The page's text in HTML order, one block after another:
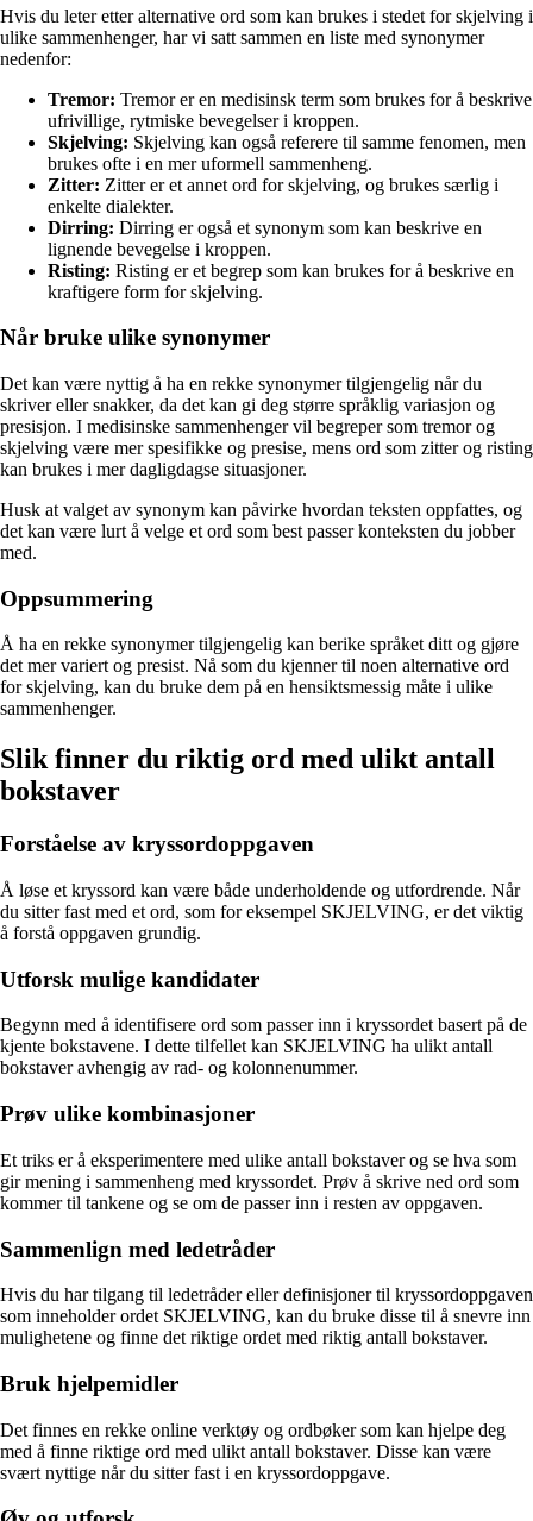
Hvis du leter etter alternative ord som kan brukes i stedet for skjelving i
ulike sammenhenger, har vi satt sammen en liste med synonymer
nedenfor:
Tremor: Tremor er en medisinsk term som brukes for å beskrive
ufrivillige, rytmiske bevegelser i kroppen.
Skjelving: Skjelving kan også referere til samme fenomen, men
brukes ofte i en mer uformell sammenheng.
Zitter: Zitter er et annet ord for skjelving, og brukes særlig i
enkelte dialekter.
Dirring: Dirring er også et synonym som kan beskrive en
lignende bevegelse i kroppen.
Risting: Risting er et begrep som kan brukes for å beskrive en
kraftigere form for skjelving.
Når bruke ulike synonymer
Det kan være nyttig å ha en rekke synonymer tilgjengelig når du
skriver eller snakker, da det kan gi deg større språklig variasjon og
presisjon. I medisinske sammenhenger vil begreper som tremor og
skjelving være mer spesifikke og presise, mens ord som zitter og risting
kan brukes i mer dagligdagse situasjoner.
Husk at valget av synonym kan påvirke hvordan teksten oppfattes, og
det kan være lurt å velge et ord som best passer konteksten du jobber
med.
Oppsummering
Å ha en rekke synonymer tilgjengelig kan berike språket ditt og gjøre
det mer variert og presist. Nå som du kjenner til noen alternative ord
for skjelving, kan du bruke dem på en hensiktsmessig måte i ulike
sammenhenger.
Slik finner du riktig ord med ulikt antall
bokstaver
Forståelse av kryssordoppgaven
Å løse et kryssord kan være både underholdende og utfordrende. Når
du sitter fast med et ord, som for eksempel SKJELVING, er det viktig
å forstå oppgaven grundig.
Utforsk mulige kandidater
Begynn med å identifisere ord som passer inn i kryssordet basert på de
kjente bokstavene. I dette tilfellet kan SKJELVING ha ulikt antall
bokstaver avhengig av rad- og kolonnenummer.
Prøv ulike kombinasjoner
Et triks er å eksperimentere med ulike antall bokstaver og se hva som
gir mening i sammenheng med kryssordet. Prøv å skrive ned ord som
kommer til tankene og se om de passer inn i resten av oppgaven.
Sammenlign med ledetråder
Hvis du har tilgang til ledetråder eller definisjoner til kryssordoppgaven
som inneholder ordet SKJELVING, kan du bruke disse til å snevre inn
mulighetene og finne det riktige ordet med riktig antall bokstaver.
Bruk hjelpemidler
Det finnes en rekke online verktøy og ordbøker som kan hjelpe deg
med å finne riktige ord med ulikt antall bokstaver. Disse kan være
svært nyttige når du sitter fast i en kryssordoppgave.